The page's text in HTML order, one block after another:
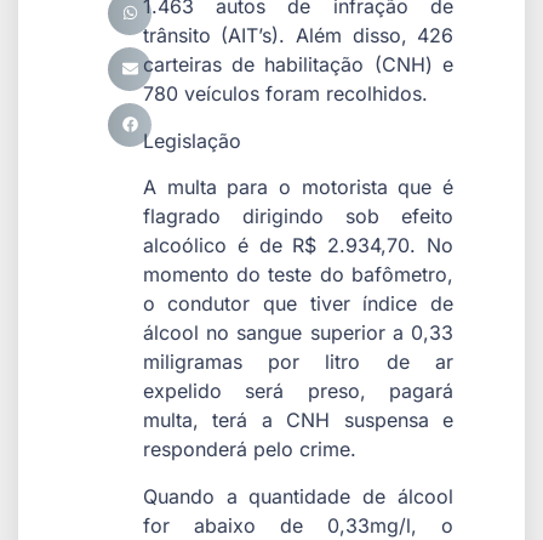
1.463 autos de infração de
trânsito (AIT’s). Além disso, 426
carteiras de habilitação (CNH) e
780 veículos foram recolhidos.
Legislação
A multa para o motorista que é
flagrado dirigindo sob efeito
alcoólico é de R$ 2.934,70. No
momento do teste do bafômetro,
o condutor que tiver índice de
álcool no sangue superior a 0,33
miligramas por litro de ar
expelido será preso, pagará
multa, terá a CNH suspensa e
responderá pelo crime.
Quando a quantidade de álcool
for abaixo de 0,33mg/l, o